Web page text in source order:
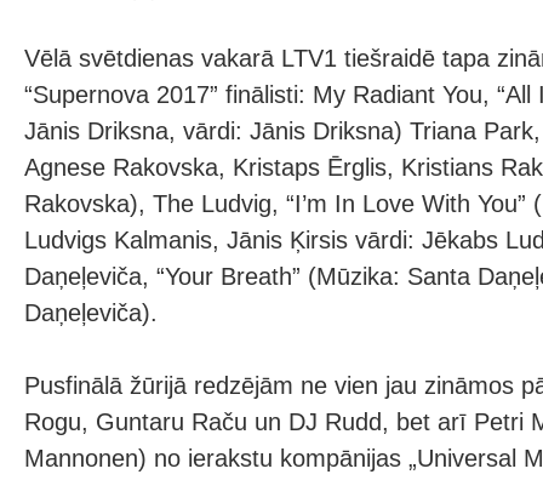
Vēlā svētdienas vakarā LTV1 tiešraidē tapa
“Supernova 2017” finālisti: My Radiant You, “All
Jānis Driksna, vārdi: Jānis Driksna) Triana Park,
Agnese Rakovska, Kristaps Ērglis, Kristians
Rakovska), The Ludvig, “I’m In Love With You”
Ludvigs Kalmanis, Jānis Ķirsis vārdi: Jēkabs
Daņeļeviča, “Your Breath” (Mūzika: Santa
Daņeļeviča).
Pusfinālā žūrijā redzējām ne vien jau zināmos
Rogu, Guntaru Raču un DJ Rudd, bet arī Petri
Mannonen) no ierakstu kompānijas „Universal